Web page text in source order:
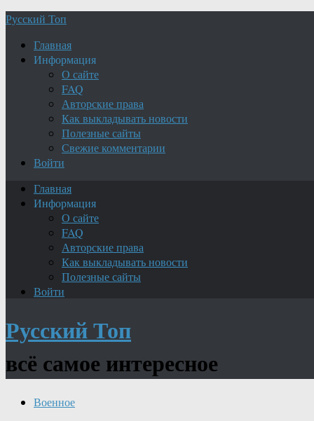
Русский Топ
Главная
Информация
О сайте
FAQ
Авторские права
Как выкладывать новости
Полезные сайты
Свежие комментарии
Войти
Главная
Информация
О сайте
FAQ
Авторские права
Как выкладывать новости
Полезные сайты
Войти
Русский Топ
всё самое интересное
Военное